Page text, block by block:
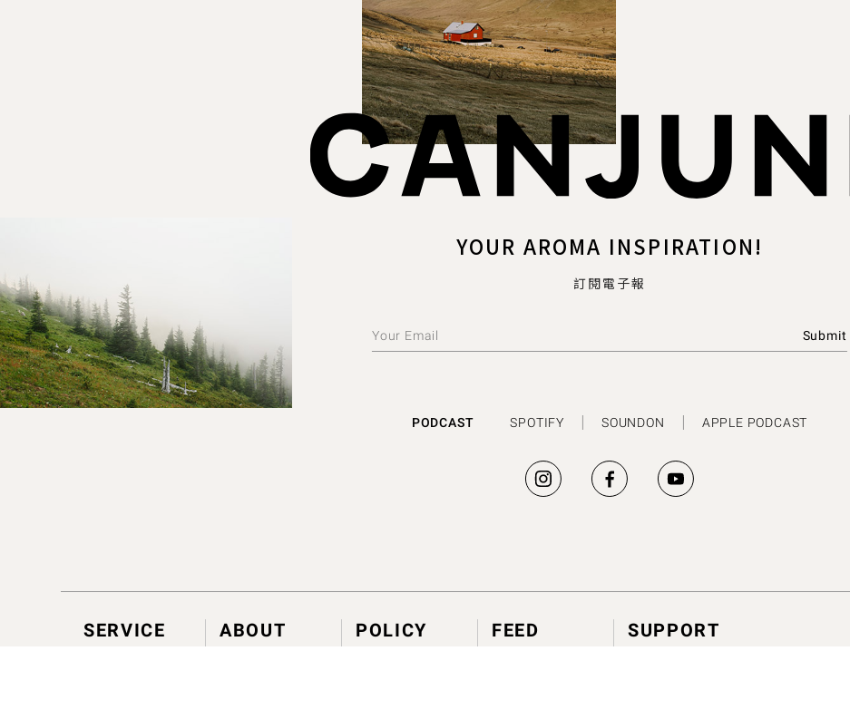
YOUR AROMA INSPIRATION!
訂閱電子報
PODCAST SPOTIFY SOUNDON APPLE PODCAST
SERVICE ABOUT POLICY FEED SUPPORT